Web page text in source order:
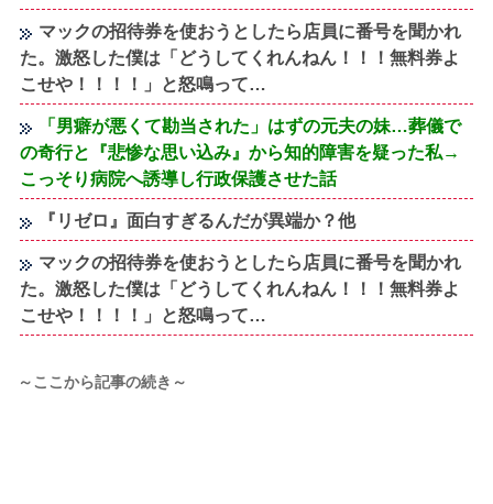
マックの招待券を使おうとしたら店員に番号を聞かれ
た。激怒した僕は「どうしてくれんねん！！！無料券よ
こせや！！！！」と怒鳴って…
「男癖が悪くて勘当された」はずの元夫の妹…葬儀で
の奇行と『悲惨な思い込み』から知的障害を疑った私→
こっそり病院へ誘導し行政保護させた話
『リゼロ』面白すぎるんだが異端か？他
マックの招待券を使おうとしたら店員に番号を聞かれ
た。激怒した僕は「どうしてくれんねん！！！無料券よ
こせや！！！！」と怒鳴って…
～ここから記事の続き～